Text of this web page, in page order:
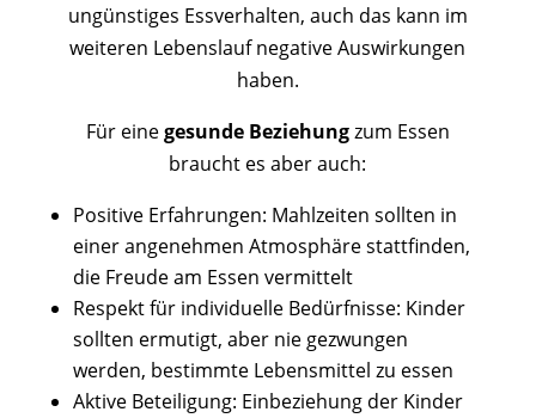
ungünstiges Essverhalten, auch das kann im
weiteren Lebenslauf negative Auswirkungen
haben.
Für einegesunde Beziehungzum Essen
braucht es aber auch:
Positive Erfahrungen: Mahlzeiten sollten in
einer angenehmen Atmosphäre stattfinden,
die Freude am Essen vermittelt
Respekt für individuelle Bedürfnisse: Kinder
sollten ermutigt, aber nie gezwungen
werden, bestimmte Lebensmittel zu essen
Aktive Beteiligung: Einbeziehung der Kinder